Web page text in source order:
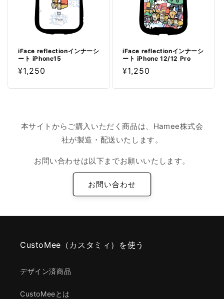
iFace reflectionインナーシ
ート iPhone15
通
¥1,250
iFace reflectionインナーシ
ート iPhone 12/12 Pro
通
¥1,250
本サイトからご購入いただく商品は、Hamee株式会
社が製造・配送いたします。
お問い合わせは以下までお願いいたします。
お問い合わせ
CustoMee（カスタミィ）を使う
デザイン済商品
CustoMeeとは